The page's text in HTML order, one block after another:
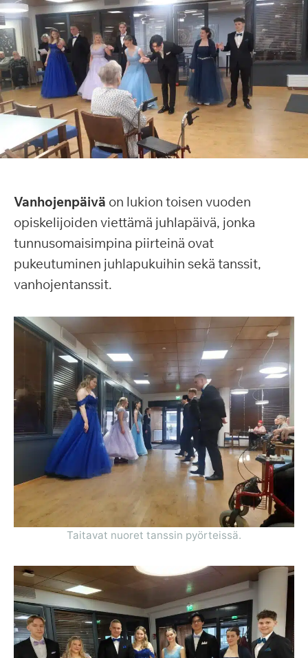
Vanhojenpäivä on lukion toisen vuoden
opiskelijoiden viettämä juhlapäivä, jonka
tunnusomaisimpina piirteinä ovat
pukeutuminen juhlapukuihin sekä tanssit,
vanhojentanssit.
Taitavat nuoret tanssin pyörteissä.